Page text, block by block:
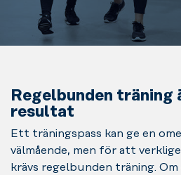
Regelbunden
resultat
Ett träningspass kan ge en
välmående, men för att
krävs regelbunden träning.